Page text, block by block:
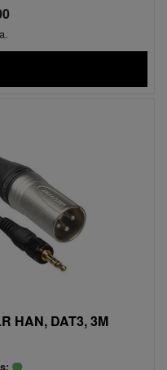
HAN, DAT3, 3M